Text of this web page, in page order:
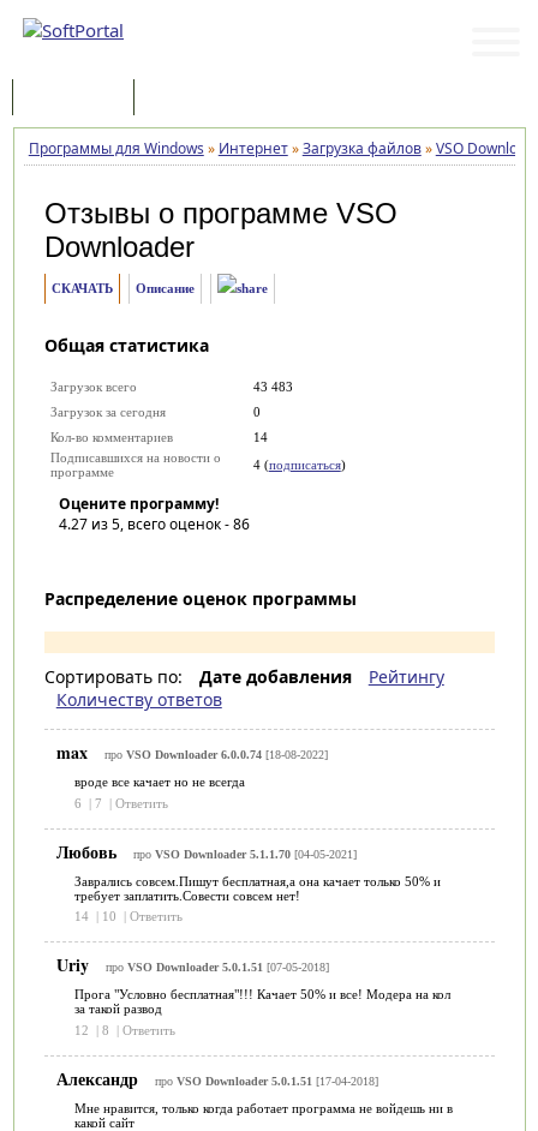
Программы для Windows » Интернет»Загрузка файлов»VSO
Отзывы о программе VSO
Downloader
СКАЧАТЬ Описание
Общая статистика
Загрузок всего
43 483
Загрузок за сегодня
0
Кол-во комментариев
14
Подписавшихся на новости о
программе
4 (подписаться)
Оцените программу!
4.27из 5, всего оценок -86
Распределение оценок программы
Сортировать по: Дате добавления
Рейтингу
Количеству ответов
max про VSO Downloader 6.0.0.74[18-08-2022]
вроде все качает но не всегда
6
| 7 | Ответить
Любовь про VSO Downloader 5.1.1.70[04-05-2021]
Заврались совсем.Пишут бесплатная,а она качает только 50% и
требует заплатить.Совести совсем нет!
14 | 10 | Ответить
Uriy про VSO Downloader 5.0.1.51 [07-05-2018]
Прога "Условно бесплатная"!!! Качает 50% и все! Модера на кол
за такой развод
12
| 8 | Ответить
Александр про VSO Downloader 5.0.1.51 [17-04-2018]
Мне нравится, только когда работает программа не войдешь ни в
какой сайт